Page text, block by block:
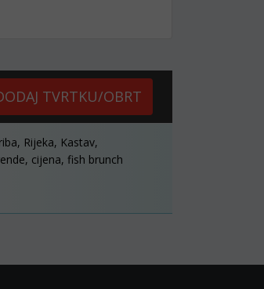
TVRTKU/OBRT
Rijeka, Kastav,
cijena, fish brunch